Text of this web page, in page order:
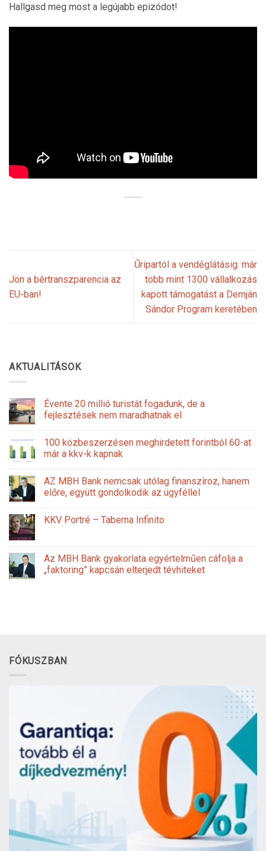
Hallgasd meg most a legújabb epizódot!
Jön a bértranszparencia az
EU-ban!
Űripartól a vendéglátásig: már
több mint 1300 vállalkozás
kapott támogatást a Demján
Sándor Program keretében
AKTUALITÁSOK
Évente 20 millió turistát fogadunk, de a
fejlesztések nem maradhatnak el
100 közbeszerzésen meghirdetett forintból 60-at
már a kkv-k kapnak
AZ MBH Bank nemcsak utólag finanszíroz, hanem
előre, együtt gondolkodik az ügyféllel
KKV Portré – Taberna Infinito
Az MBH Bank gyakorlata egyértelműen cáfolja a
„faktoring” kapcsán elterjedt tévhiteket
FÓKUSZBAN